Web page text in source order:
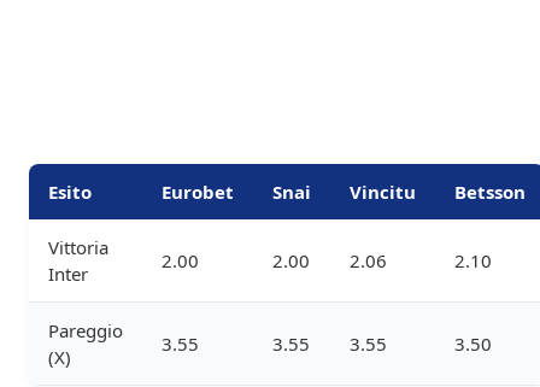
Esito Eurobet Snai Vincitu Betsson
Vittoria
Inter
2.00 2.00 2.06 2.10
Pareggio
(X)
3.55 3.55 3.55 3.50